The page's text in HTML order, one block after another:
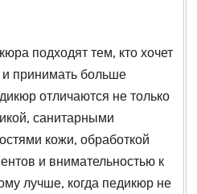
подходят тем, кто хочет
и принимать больше
отличаются не только
санитарными
кожи, обработкой
и внимательностью к
лучше, когда педикюр не